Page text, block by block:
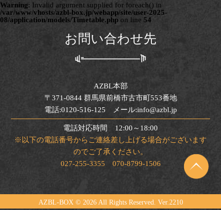
Warning: Invalid argument supplied for foreach() in
/var/www/vhosts/azbl-box.jp/webapp/site/user-2025-
08/application/models/Timetable.php on line 54
お問い合わせ先
AZBL本部
〒371-0844 群馬県前橋市古市町553番地
電話:0120-516-125 メール:info@azbl.jp
電話対応時間 12:00～18:00
※以下の電話番号からご連絡差し上げる場合がございます
のでご了承ください。
027-255-3355 070-8799-1506
AZBL-BOX © 2026 All Rights Reserved. Ver.2210